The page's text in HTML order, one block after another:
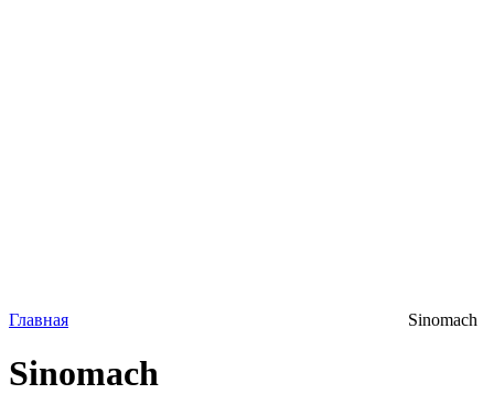
Главная Sinomach
Sinomach